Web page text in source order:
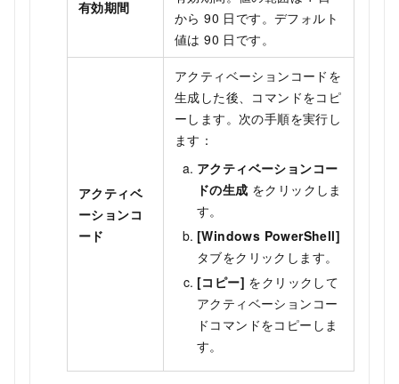
有効期間
から 90 日です。デフォルト
値は 90 日です。
アクティベ
ーションコ
ード
アクティベーションコードを
生成した後、コマンドをコピ
ーします。次の手順を実行し
ます：
アクティベーションコー
ドの生成 をクリックしま
す。
[Windows PowerShell]
タブをクリックします。
[コピー] をクリックして
アクティベーションコー
ドコマンドをコピーしま
す。